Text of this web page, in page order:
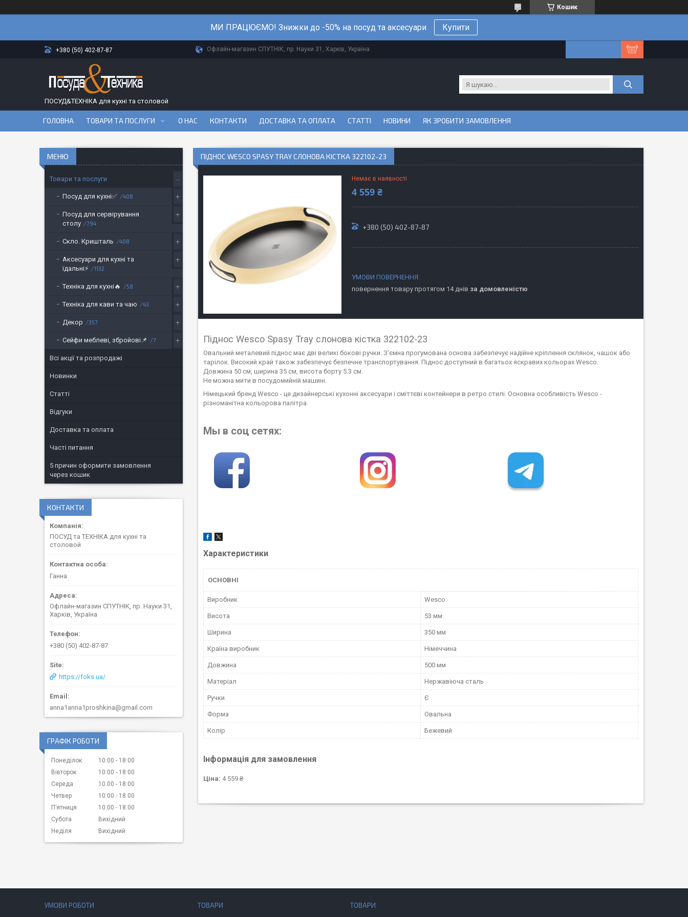
Кошик
МИ ПРАЦЮЄМО! Знижки до -50% на посуд та аксесуари Купити
+380 (50) 402-87-87 Офлайн-магазин СПУТНІК, пр. Науки 31, Харків, Україна
ПОСУД&ТЕХНІКА для кухні та столовой
ГОЛОВНА ТОВАРИ ТА ПОСЛУГИ О НАС КОНТАКТИ ДОСТАВКА ТА ОПЛАТА СТАТТІ НОВИНИ ЯК ЗРОБИТИ ЗАМОВЛЕННЯ
ПІДНОС WESCO SPASY TRAY СЛОНОВА КІСТКА 322102-23
Немає в наявності
4 559 ₴
+380 (50) 402-87-87
повернення товару протягом 14 днів за домовленістю
Піднос Wesco Spasy Tray слонова кістка 322102-23
Овальний металевий піднос має дві великі бокові ручки. З'ємна прогумована основа забезпечує надійне кріплення склянок, чашок або
тарілок. Високий край також забезпечує безпечне транспортування. Піднос доступний в багатьох яскравих кольорах Wesco.
Довжина 50 см, ширина 35 см, висота борту 5.3 см.
Не можна мити в посудомийній машині.
Німецький бренд Wesco - це дизайнерські кухонні аксесуари і сміттєві контейнери в ретро стилі. Основна особливість Wesco -
різноманітна кольорова палітра.
Мы в соц сетях:
Характеристики
ОСНОВНІ
Виробник Wesco
Висота 53 мм
Ширина 350 мм
Країна виробник Німеччина
Довжина 500 мм
Матеріал Нержавіюча сталь
Ручки Є
Форма Овальна
Колір Бежевий
Інформація для замовлення
Ціна: 4 559 ₴
Товари та послуги
Посуд для кухні✅ 408
Посуд для сервірування
столу
794
Скло. Кришталь 408
Аксесуари для кухні та
їдальні⚡
1132
Техніка для кухні🔥 58
Техніка для кави та чаю 43
Декор 357
Сейфи меблеві, збройові📌 7
Всі акції та розпродажі
Новинки
Статті
Відгуки
Доставка та оплата
Часті питання
5 причин оформити замовлення
через кошик
КОНТАКТИ
ПОСУД та ТЕХНІКА для кухні та
столовой
Ганна
Офлайн-магазин СПУТНІК, пр. Науки 31,
Харків, Україна
+380 (50) 402-87-87
https://foks.ua/
anna1anna1proshkina@gmail.com
ГРАФІК РОБОТИ
Понеділок 10:00
18:00
Вівторок
10:00
18:00
Середа
10:00
18:00
Четвер
10:00
18:00
Пʼятниця
10:00
18:00
Субота
Вихідний
Неділя
Вихідний
УМОВИ РОБОТИ ТОВАРИ ТОВАРИ